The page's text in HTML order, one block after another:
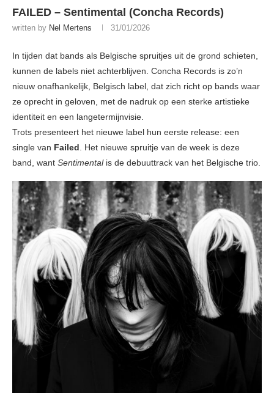
FAILED – Sentimental (Concha Records)
written by Nel Mertens 31/01/2026
In tijden dat bands als Belgische spruitjes uit de grond schieten,
kunnen de labels niet achterblijven. Concha Records is zo’n
nieuw onafhankelijk, Belgisch label, dat zich richt op bands waar
ze oprecht in geloven, met de nadruk op een sterke artistieke
identiteit en een langetermijnvisie.
Trots presenteert het nieuwe label hun eerste release: een
single van Failed. Het nieuwe spruitje van de week is deze
band, want Sentimentalis de debuuttrack van het Belgische trio.